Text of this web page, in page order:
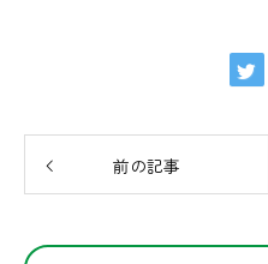
前の記事